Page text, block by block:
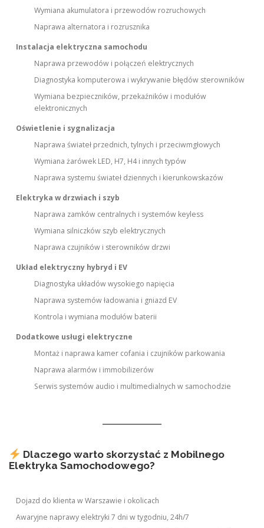
Wymiana akumulatora i przewodów rozruchowych
Naprawa alternatora i rozrusznika
Instalacja elektryczna samochodu
Naprawa przewodów i połączeń elektrycznych
Diagnostyka komputerowa i wykrywanie błędów sterowników
Wymiana bezpieczników, przekaźników i modułów
elektronicznych
Oświetlenie i sygnalizacja
Naprawa świateł przednich, tylnych i przeciwmgłowych
Wymiana żarówek LED, H7, H4 i innych typów
Naprawa systemu świateł dziennych i kierunkowskazów
Elektryka w drzwiach i szyb
Naprawa zamków centralnych i systemów keyless
Wymiana silniczków szyb elektrycznych
Naprawa czujników i sterowników drzwi
Układ elektryczny hybryd i EV
Diagnostyka układów wysokiego napięcia
Naprawa systemów ładowania i gniazd EV
Kontrola i wymiana modułów baterii
Dodatkowe usługi elektryczne
Montaż i naprawa kamer cofania i czujników parkowania
Naprawa alarmów i immobilizerów
Serwis systemów audio i multimedialnych w samochodzie
Dlaczego warto skorzystać z Mobilnego
Elektryka Samochodowego?
Dojazd do klienta w Warszawie i okolicach
Awaryjne naprawy elektryki 7 dni w tygodniu, 24h/7